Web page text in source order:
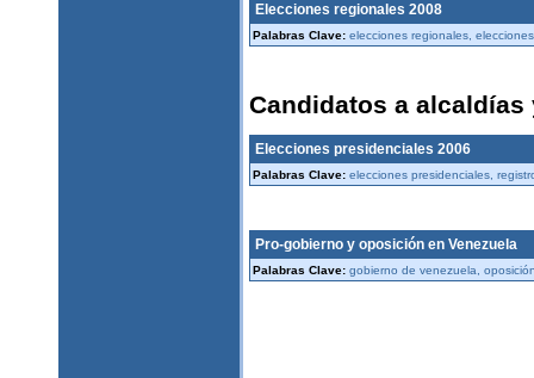
Elecciones regionales 2008
Palabras Clave: elecciones regionales,
Candidatos a
Elecciones presidenciales 2006
Palabras Clave: elecciones presidenciales,
Pro-gobierno y oposición en Venezuela
Palabras Clave: gobierno de venezuela,